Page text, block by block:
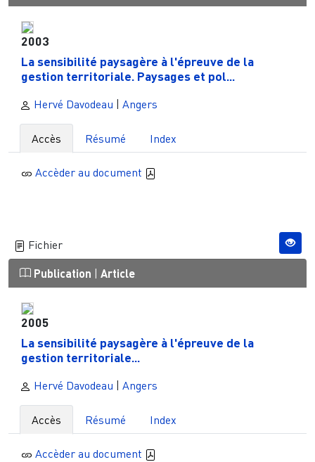
2003
La sensibilité paysagère à l'épreuve de la
gestion territoriale. Paysages et pol...
Hervé Davodeau Angers
Accès Résumé Index
Accèder au document
Fichier
Publication | Article
2005
La sensibilité paysagère à l'épreuve de la
gestion territoriale...
Hervé Davodeau Angers
Accès Résumé Index
Accèder au document